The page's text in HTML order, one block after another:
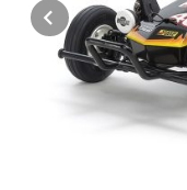
Prev